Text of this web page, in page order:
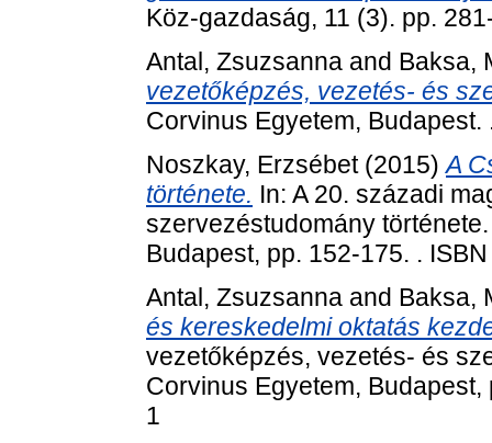
Köz-gazdaság, 11 (3). pp.
Antal, Zsuzsanna and Baksa,
vezetőképzés, vezetés- és
Corvinus Egyetem,
Noszkay, Erzsébet(2015)A
története. In: A 20. századi
szervezéstudomány
Budapest, pp. 152-175. .
Antal, Zsuzsanna and Baksa,
és kereskedelmi oktatás
vezetőképzés, vezetés- és
Corvinus Egyetem,
1